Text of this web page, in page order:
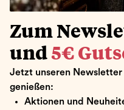
Zum
und 5€
Jetzt unseren
genießen:
Aktionen und